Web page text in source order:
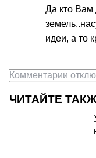
Да кто Вам
идеи, а то
Комментарии
ЧИТАЙТЕ